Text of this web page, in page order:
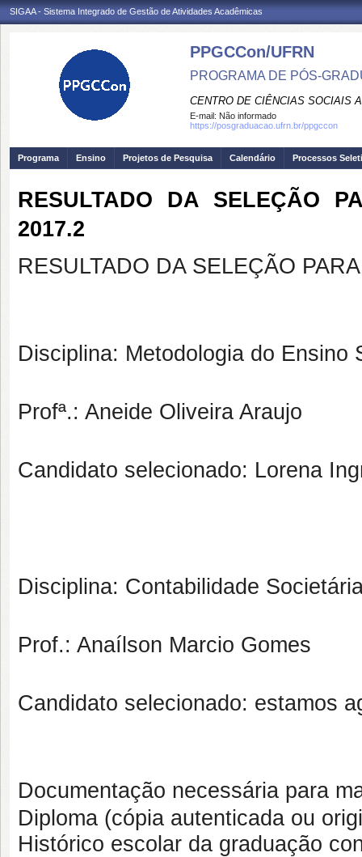
SIGAA - Sistema Integrado de Gestão de Atividades Acadêmicas
PPGCCon/UFRN
PROGRAMA DE PÓS-
CENTRO DE CIÊNCIAS SOCIAIS
E-mail: Não informado
https://posgraduacao.ufrn.br/ppgccon
Programa Ensino Projetos de Pesquisa Calendário Processos
RESULTADO DA SELEÇÃO
2017.2
RESULTADO DA SELEÇÃO
Disciplina: Metodologia do Ensino
Profª.: Aneide Oliveira Araujo
Candidato selecionado: Lorena
Disciplina: Contabilidade
Prof.: Anaílson Marcio Gomes
Candidato selecionado: estamos
Documentação necessária para
Diploma (cópia autenticada ou
Histórico escolar da graduação